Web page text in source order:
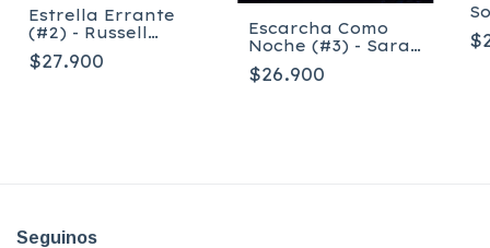
Estrella Errante
(#2) - Russell
Romina
$27.900
Escarcha Como
Noche (#3) - Sara
Raasch
$26.900
Seguinos